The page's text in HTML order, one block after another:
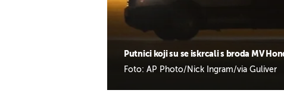
Putnici koji su se iskrcali s broda MV
Foto: AP Photo/Nick Ingram/via Guliver